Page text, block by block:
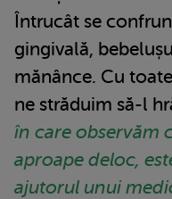
Întrucât se
gingivală,
mănânce. Cu
ne străduim să-l
în care observăm
aproape deloc,
ajutorul unui